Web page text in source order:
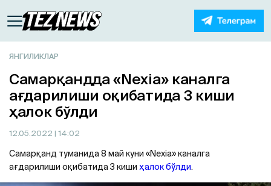
ЯНГИЛИКЛАР
Самарқандда «Nexia» каналга
ағдарилиши оқибатида 3 киши
ҳалок бўлди
12.05.2022 | 14:02
Самарқанд туманида 8 май куни «Nexia» каналга
ағдарилиши оқибатида 3 киши ҳалок бўлди.